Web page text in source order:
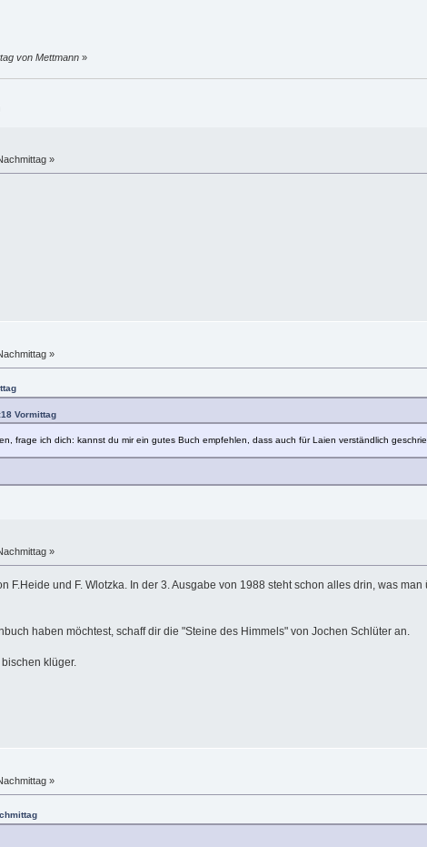
von Mettmann»
»
»
Vormittag
frage ich dich: kannst du mir ein gutes Buch empfehlen, dass auch für Laien verständlich
»
F.Heide und F. Wlotzka. In der 3. Ausgabe von 1988 steht schon alles drin, was
haben möchtest, schaff dir die "Steine des Himmels" von Jochen Schlüter an.
klüger.
»